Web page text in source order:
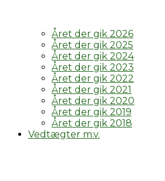
Året der gik 2026
Året der gik 2025
Året der gik 2024
Året der gik 2023
Året der gik 2022
Året der gik 2021
Året der gik 2020
Året der gik 2019
Året der gik 2018
Vedtægter m.v.